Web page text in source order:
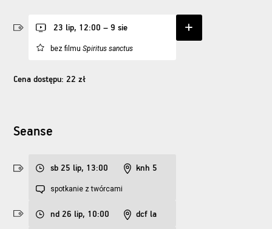
23 lip, 12:00 – 9 sie
bez filmu Spiritus sanctus
Cena dostępu: 22 zł
Seanse
sb 25 lip, 13:00 knh 5
spotkanie z twórcami
nd 26 lip, 10:00 dcf la